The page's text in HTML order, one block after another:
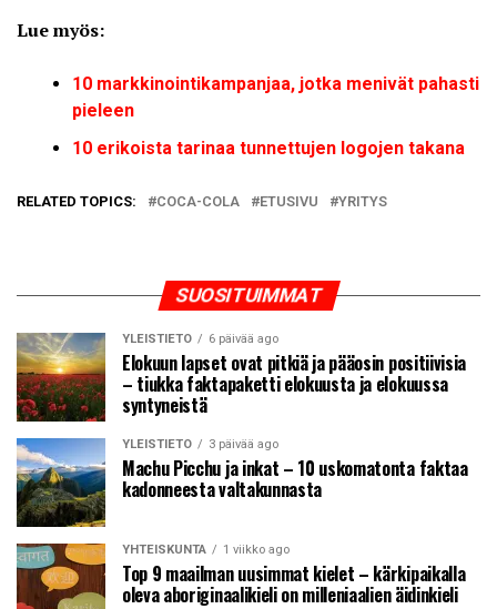
Lue myös:
10 markkinointikampanjaa, jotka menivät pahasti
pieleen
10 erikoista tarinaa tunnettujen logojen takana
RELATED TOPICS: COCA-COLA ETUSIVU YRITYS
SUOSITUIMMAT
YLEISTIETO 6 päivää ago
Elokuun lapset ovat pitkiä ja pääosin positiivisia
– tiukka faktapaketti elokuusta ja elokuussa
syntyneistä
YLEISTIETO 3 päivää ago
Machu Picchu ja inkat – 10 uskomatonta faktaa
kadonneesta valtakunnasta
YHTEISKUNTA 1 viikko ago
Top 9 maailman uusimmat kielet – kärkipaikalla
oleva aboriginaalikieli on milleniaalien äidinkieli